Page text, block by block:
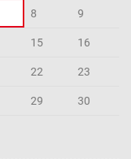
8 9
15 16
22 23
29 30